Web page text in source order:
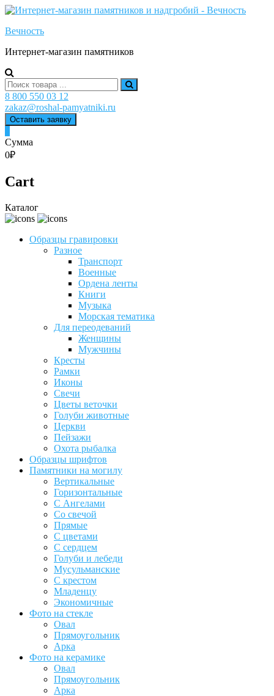
Skip
content
Вечность
Интернет-магазин памятников
Search
for:
8 800 550 03 12
zakaz@roshal-pamyatniki.ru
Оставить заявку
Сумма
0₽
Cart
Каталог
Образцы гравировки
Разное
Транспорт
Военные
Ордена ленты
Книги
Музыка
Морская тематика
Для переодеваний
Женщины
Мужчины
Кресты
Рамки
Иконы
Свечи
Цветы веточки
Голуби животные
Церкви
Пейзажи
Охота рыбалка
Образцы шрифтов
Памятники на могилу
Вертикальные
Горизонтальные
С Ангелами
Со свечой
Прямые
С цветами
С сердцем
Голуби и лебеди
Мусульманские
С крестом
Младенцу
Экономичные
Фото на стекле
Овал
Прямоугольник
Арка
Фото на керамике
Овал
Прямоугольник
Арка